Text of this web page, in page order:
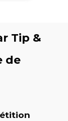
Tip &
de